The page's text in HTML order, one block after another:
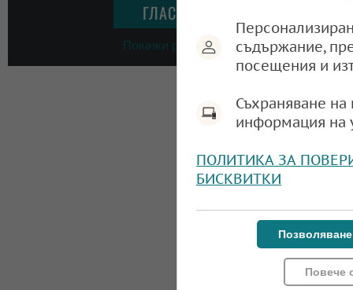
Покажи резултати
съдържание,
посещения и
Съхраняване
информация на
ПОЛИТИКА ЗА
БИСКВИТКИ
Повече